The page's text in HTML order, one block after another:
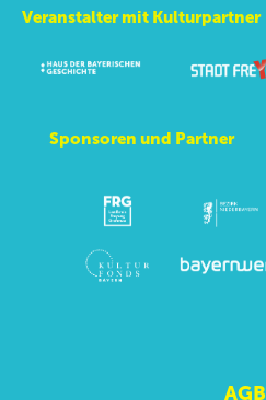
Veranstalter mit Kulturpartner
Sponsoren und Partner
AGB